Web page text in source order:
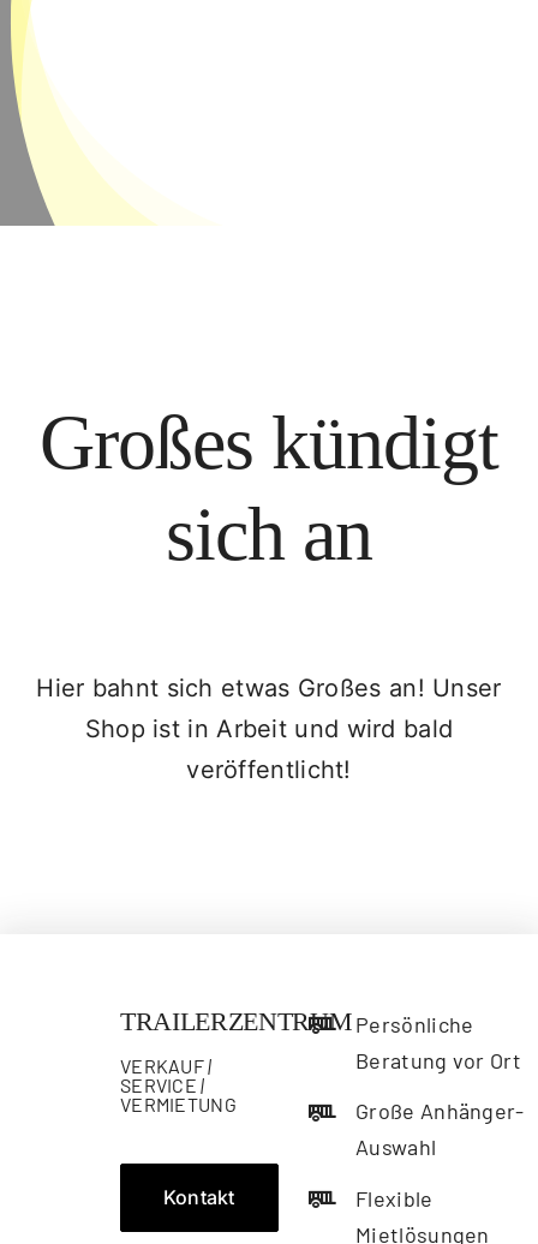
Großes kündigt
sich an
Hier bahnt sich etwas Großes an! Unser
Shop ist in Arbeit und wird bald
veröffentlicht!
TRAILERZENTRUM
VERKAUF|
SERVICE|
VERMIETUNG
Kontakt
Persönliche
Beratung vor Ort
Große Anhänger-
Auswahl
Flexible
Mietlösungen